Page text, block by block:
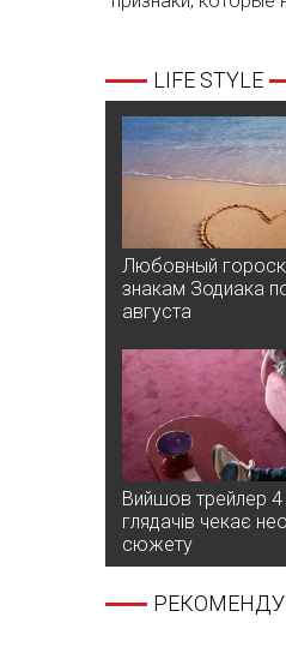
LIFE STYLE
Любовный
знакам Зодиака
августа
Вийшов трейлер
глядачів чекає
сюжету